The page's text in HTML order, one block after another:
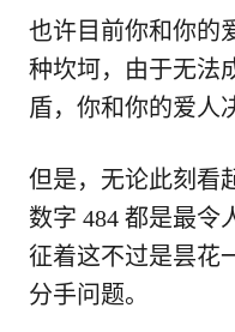
也许目前你和你的
种坎坷，由于无法
盾，你和你的爱人
但是，无论此刻看
数字 484 都是最令
征着这不过是昙花
分手问题。